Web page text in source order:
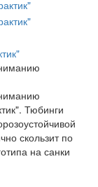
Тюбинги
скользит по
на санки